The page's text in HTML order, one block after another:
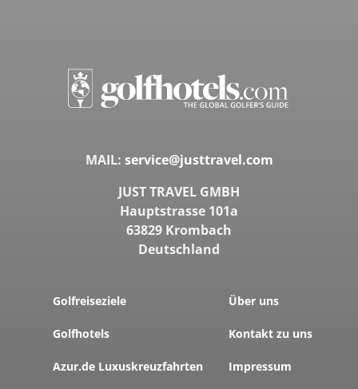
MAIL: service@justtravel.com
JUST TRAVEL GMBH
Hauptstrasse 101a
63829 Krombach
Deutschland
Golfreiseziele
Golfhotels
Azur.de Luxuskreuzfahrten
Über uns
Kontakt zu uns
Impressum